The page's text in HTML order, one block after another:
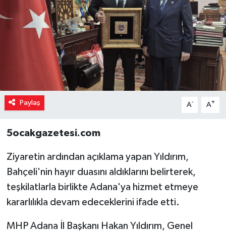
Paylaş A- A+
5ocakgazetesi.com
Ziyaretin ardından açıklama yapan Yıldırım,
Bahçeli'nin hayır duasını aldıklarını belirterek,
teşkilatlarla birlikte Adana'ya hizmet etmeye
kararlılıkla devam edeceklerini ifade etti.
MHP Adana İl Başkanı Hakan Yıldırım, Genel